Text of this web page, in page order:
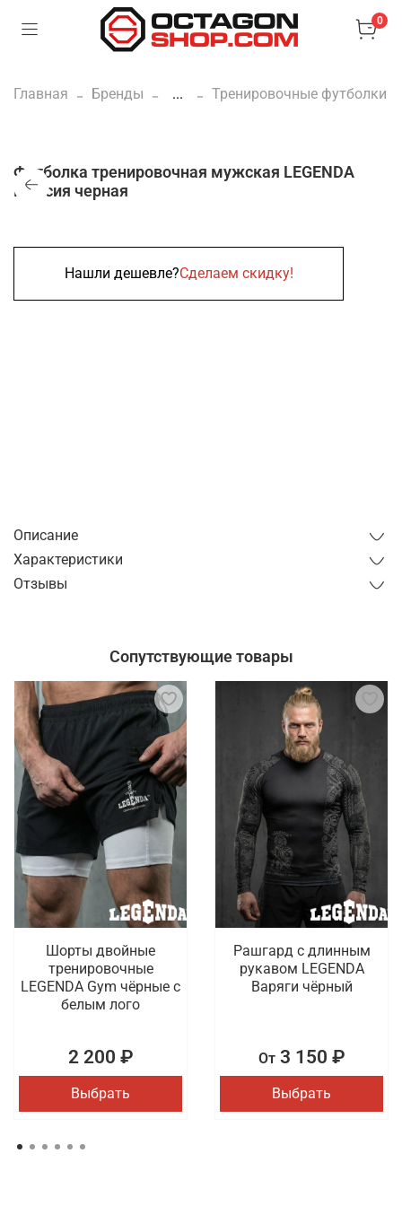
0
Главная Бренды ... Тренировочные футболки
Футболка тренировочная мужская LEGENDA
Миссия черная
Нашли дешевле?Сделаем скидку!
Описание
Характеристики
Отзывы
Сопутствующие товары
Шорты двойные
тренировочные
LEGENDA Gym чёрные с
белым лого
2 200 ₽
Выбрать
Рашгард с длинным
рукавом LEGENDA
Варяги чёрный
От3 150 ₽
Выбрать